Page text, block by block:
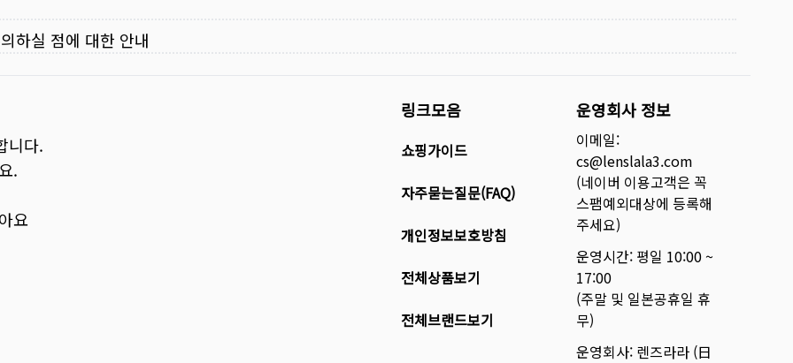
하실 점에 대한 안내
니다.
.
요
링크모음
쇼핑가이드
자주묻는질문(FAQ)
개인정보보호방침
전체상품보기
전체브랜드보기
운영회사 정보
이메일:
cs@lenslala3.com
(네이버 이용고객은 꼭
스팸예외대상에 등록해
주세요)
운영시간: 평일 10:00 ~
17:00
(주말 및 일본공휴일 휴
무)
운영회사: 렌즈라라 (日